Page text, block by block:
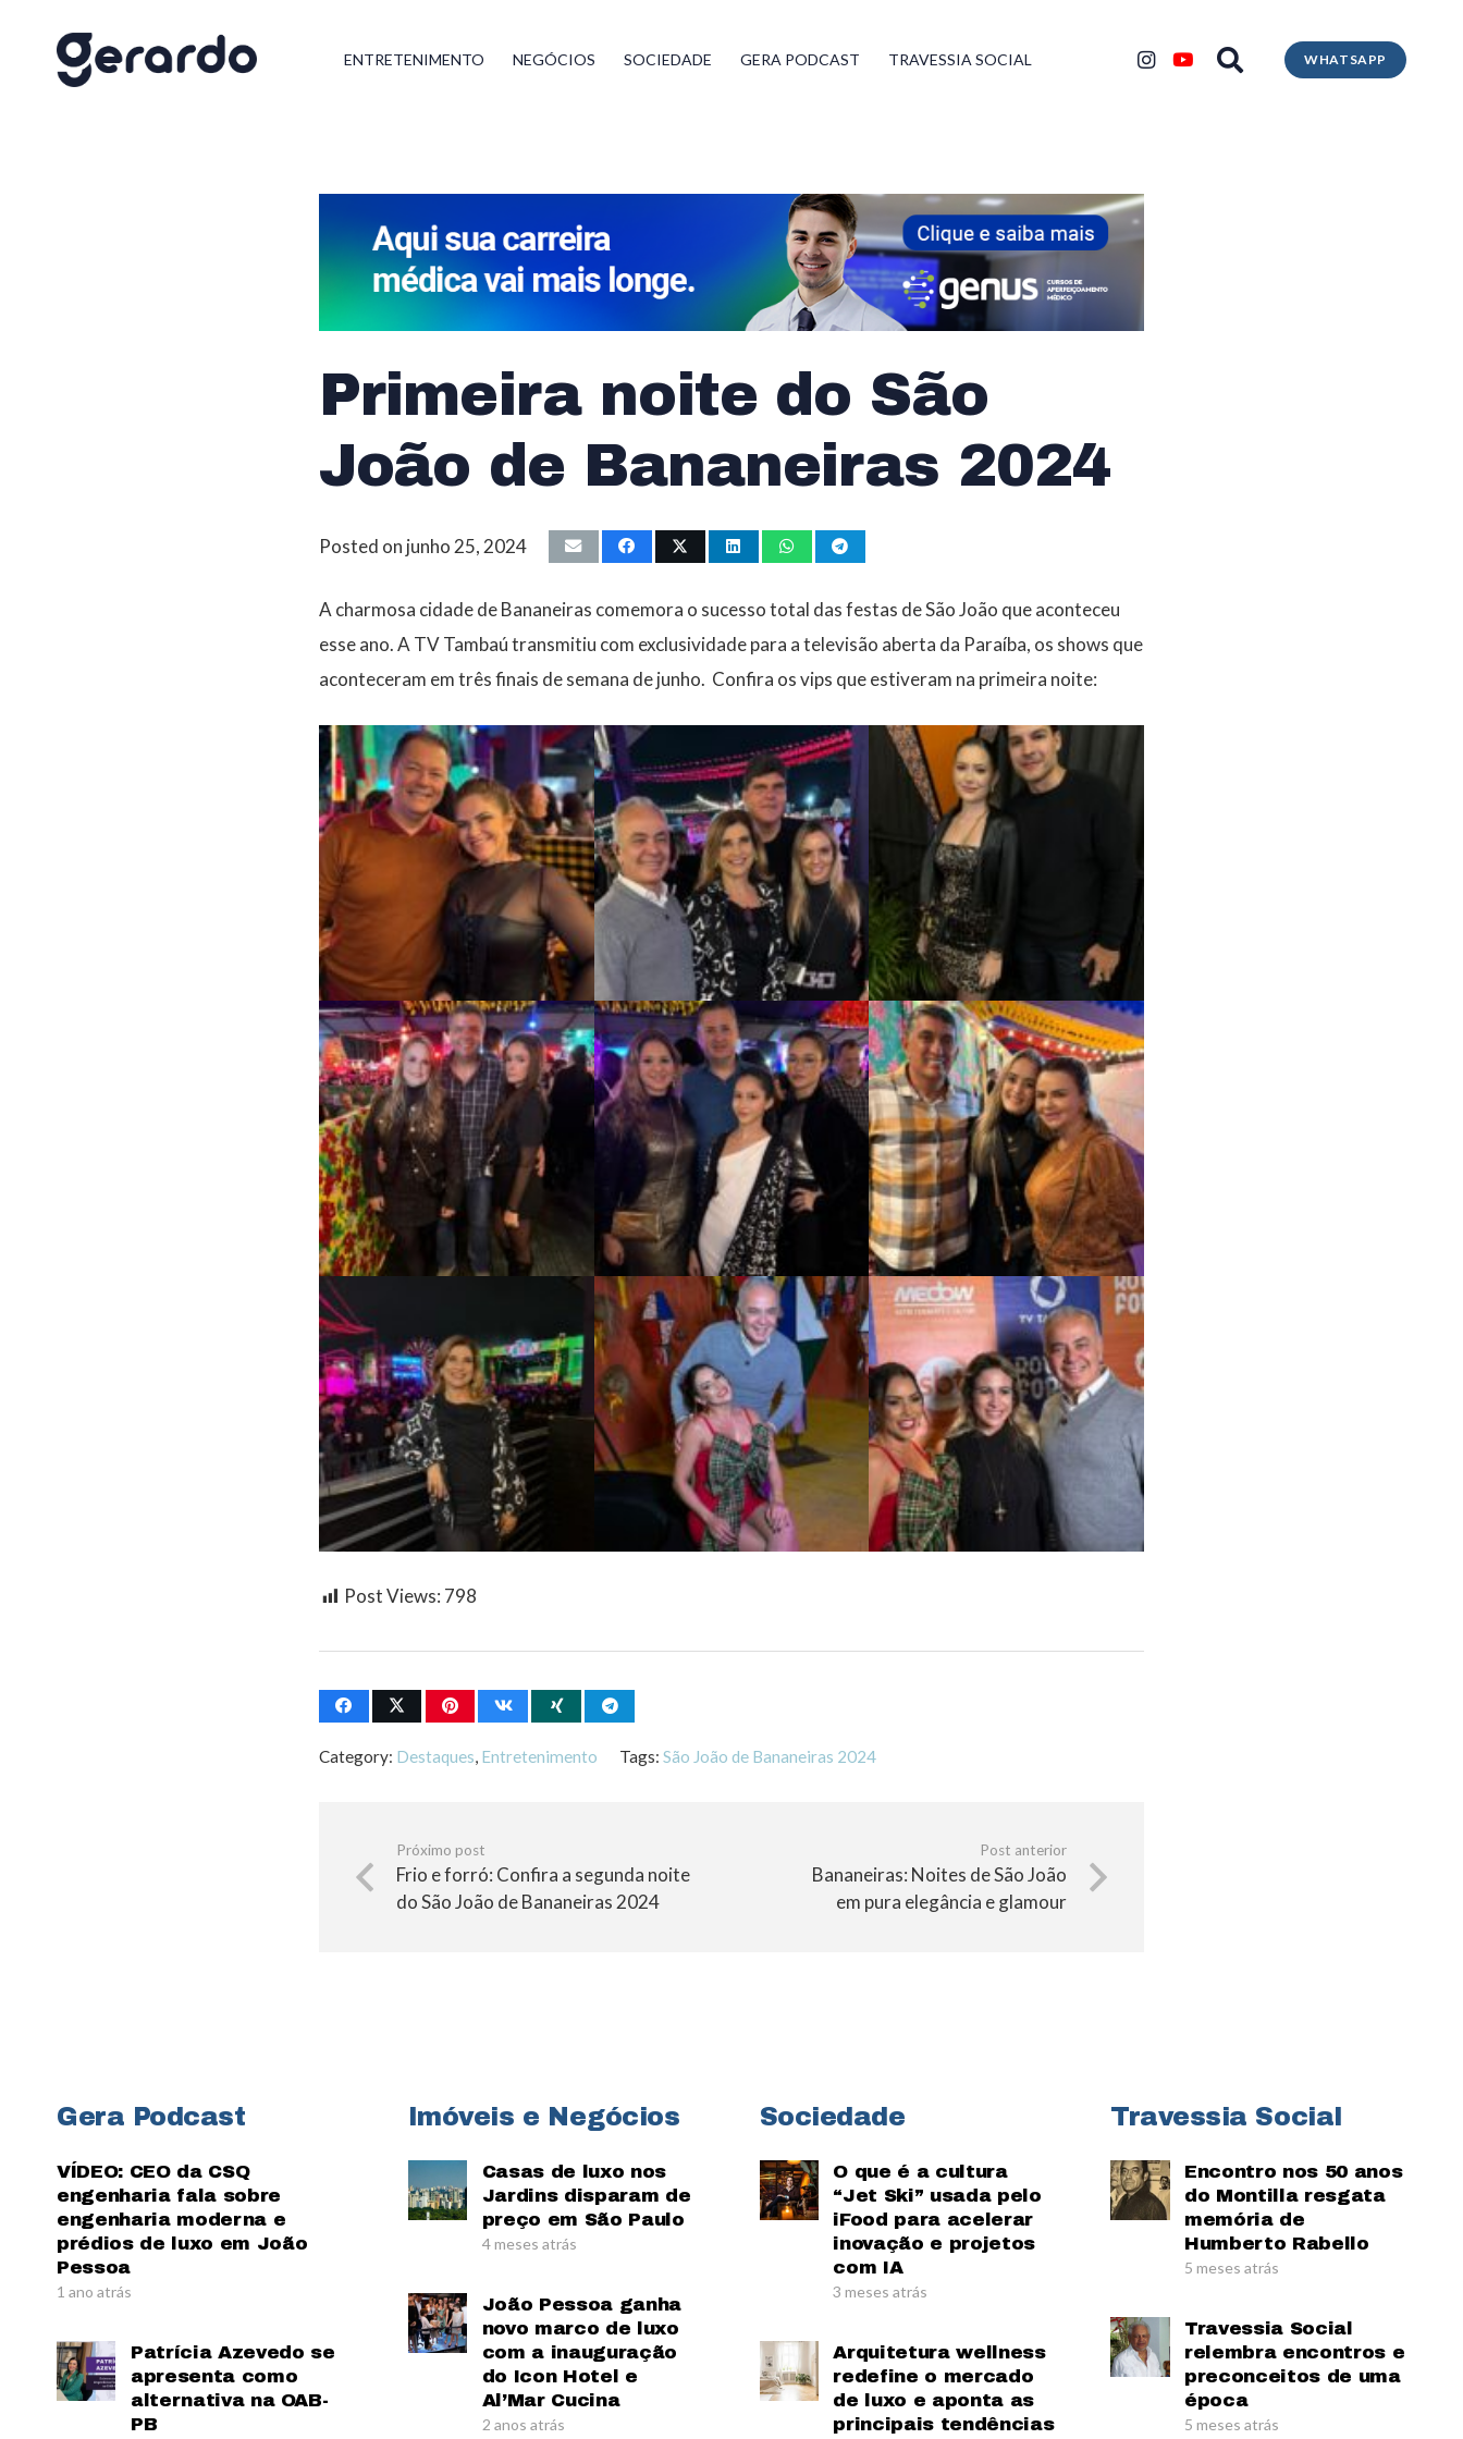
ENTRETENIMENTO NEGÓCIOS SOCIEDADE GERA PODCAST TRAVESSIA SOCIAL WHATSAPP
Primeira noite do São
João de Bananeiras 2024
Posted on junho 25, 2024
A charmosa cidade de Bananeiras comemora o sucesso total das festas de São João que aconteceu
esse ano. A TV Tambaú transmitiu com exclusividade para a televisão aberta da Paraíba, os shows que
aconteceram em três finais de semana de junho. Confira os vips que estiveram na primeira noite:
Post Views: 798
Category: Destaques, Entretenimento Tags:São João de Bananeiras 2024
Próximo post
Frio e forró: Confira a segunda noite
do São João de Bananeiras 2024
Post anterior
Bananeiras: Noites de São João
em pura elegância e glamour
Gera Podcast
VÍDEO: CEO da CSQ
engenharia fala sobre
engenharia moderna e
prédios de luxo em João
Pessoa
1 ano atrás
Patrícia Azevedo se
apresenta como
alternativa na OAB-
PB
Imóveis e Negócios
Casas de luxo nos
Jardins disparam de
preço em São Paulo
4 meses atrás
João Pessoa ganha
novo marco de luxo
com a inauguração
do Icon Hotel e
Al’Mar Cucina
2 anos atrás
Sociedade
O que é a cultura
“Jet Ski” usada pelo
iFood para acelerar
inovação e projetos
com IA
3 meses atrás
Arquitetura wellness
redefine o mercado
de luxo e aponta as
principais tendências
Travessia Social
Encontro nos 50 anos
do Montilla resgata
memória de
Humberto Rabello
5 meses atrás
Travessia Social
relembra encontros e
preconceitos de uma
época
5 meses atrás